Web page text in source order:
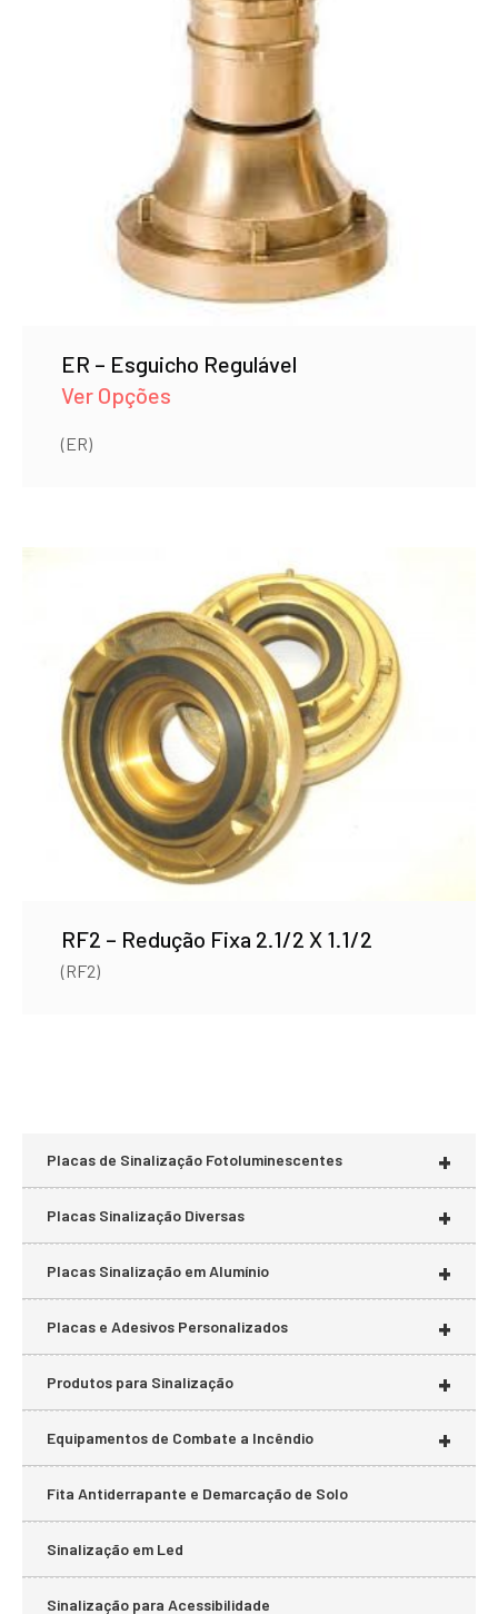
ER – Esguicho Regulável
Ver Opções
(ER)
RF2 – Redução Fixa 2.1/2 X 1.1/2
(RF2)
+
Placas de Sinalização Fotoluminescentes
+
Placas Sinalização Diversas
+
Placas Sinalização em Alumínio
+
Placas e Adesivos Personalizados
+
Produtos para Sinalização
+
Equipamentos de Combate a Incêndio
Fita Antiderrapante e Demarcação de Solo
Sinalização em Led
Sinalização para Acessibilidade